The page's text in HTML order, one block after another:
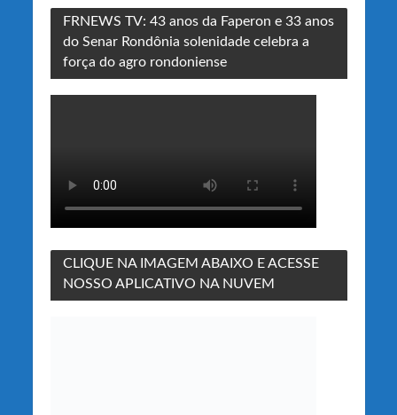
FRNEWS TV: 43 anos da Faperon e 33 anos
do Senar Rondônia solenidade celebra a
força do agro rondoniense
CLIQUE NA IMAGEM ABAIXO E ACESSE
NOSSO APLICATIVO NA NUVEM